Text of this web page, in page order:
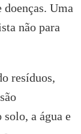
doenças. Uma
não para
resíduos,
solo, a água e